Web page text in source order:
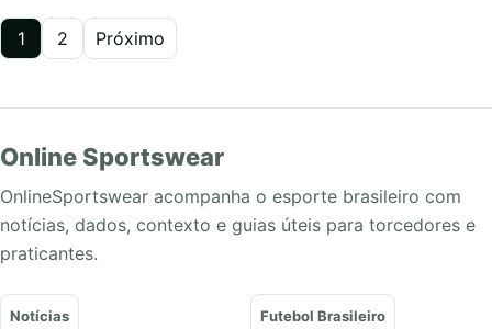
Paginação
1 2 Próximo
Online Sportswear
OnlineSportswear acompanha o esporte brasileiro com
notícias, dados, contexto e guias úteis para torcedores e
praticantes.
Notícias Futebol Brasileiro